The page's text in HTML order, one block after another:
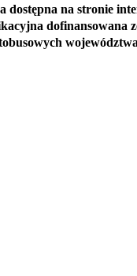
dostępna na stronie
dofinansowana